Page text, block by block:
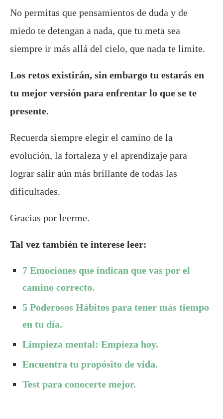
No permitas que pensamientos de duda y de
miedo te detengan a nada, que tu meta sea
siempre ir más allá del cielo, que nada te limite.
Los retos existirán, sin embargo tu estarás en
tu mejor versión para enfrentar lo que se te
presente.
Recuerda siempre elegir el camino de la
evolución, la fortaleza y el aprendizaje para
lograr salir aún más brillante de todas las
dificultades.
Gracias por leerme.
Tal vez también te interese leer:
7 Emociones que indican que vas por el
camino correcto.
5 Poderosos Hábitos para tener más tiempo
en tu día.
Limpieza mental: Empieza hoy.
Encuentra tu propósito de vida.
Test para conocerte mejor.